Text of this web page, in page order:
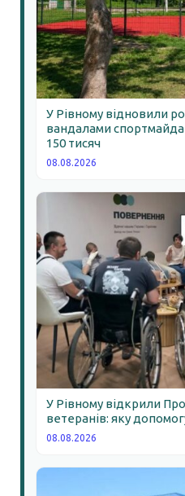
У Рівному відновили
вандалами
150 тисяч
08.08.2026
У Рівному відкрили
ветеранів: яку
08.08.2026